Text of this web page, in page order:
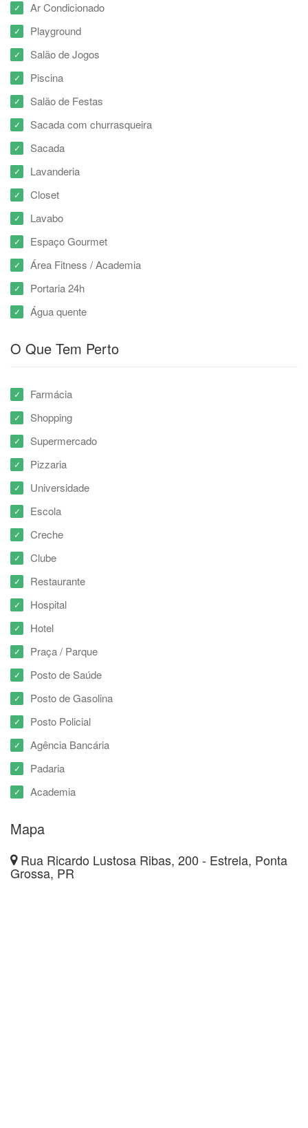
Ar Condicionado
Playground
Salão de Jogos
Piscina
Salão de Festas
Sacada com churrasqueira
Sacada
Lavanderia
Closet
Lavabo
Espaço Gourmet
Área Fitness / Academia
Portaria 24h
Água quente
O Que Tem Perto
Farmácia
Shopping
Supermercado
Pizzaria
Universidade
Escola
Creche
Clube
Restaurante
Hospital
Hotel
Praça / Parque
Posto de Saúde
Posto de Gasolina
Posto Policial
Agência Bancária
Padaria
Academia
Mapa
Rua Ricardo Lustosa Ribas, 200 - Estrela, Ponta
Grossa, PR